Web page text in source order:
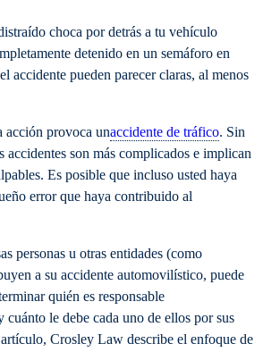
choca por detrás a tu vehículo
detenido en un semáforo en
accidente pueden parecer claras, al menos
acción provoca unaccidente de tráfico. Sin
accidentes son más complicados e implican
Es posible que incluso usted haya
error que haya contribuido al
personas u otras entidades (como
a su accidente automovilístico, puede
quién es responsable
cuánto le debe cada uno de ellos por sus
Crosley Law describe el enfoque de